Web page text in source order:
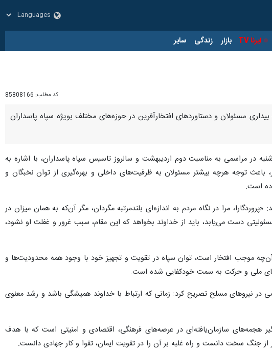
ایرنا TV بازار زندگی سایر
کد مطلب: 85808166
مسئولان و دستاوردهای افتخارآفرین در حوزه‌های مختلف بویژه سپاه پاسداران
در مراسمی به مناسبت دوم اردیبهشت و سالروز تاسیس سپاه پاسداران، با اشاره به
توجه هرچه بیشتر مسئولان به ظرفیت‌های داخلی و بهره‌گیری از توان نخبگان و
است.
مرا در نگاه مردم به اندازه‌ای بلندمرتبه مگردان، مگر آن‌که به همان میزان در
دست می‌یابد، باید از خداوند بخواهد که این مقام، سبب غرور و غفلت او نشود،
آن‌چه موجب افتخار است، توان سپاه در تقویت و تجهیز خود با وجود همه محدودیت‌ها و
ملی و حرکت به سمت خودکفایی شده است.
نیروهای مسلح تصریح کرد: زمانی که ارتباط با خداوند همیشگی باشد و رشد معنوی
هجمه‌های سازمان‌یافته‌ای در عرصه‌های فرهنگی، اقتصادی و امنیتی است که با هدف
جنگ سخت دانست و راه غلبه بر آن را در تقویت ایمان، تقوا و کار جهادی دانست.